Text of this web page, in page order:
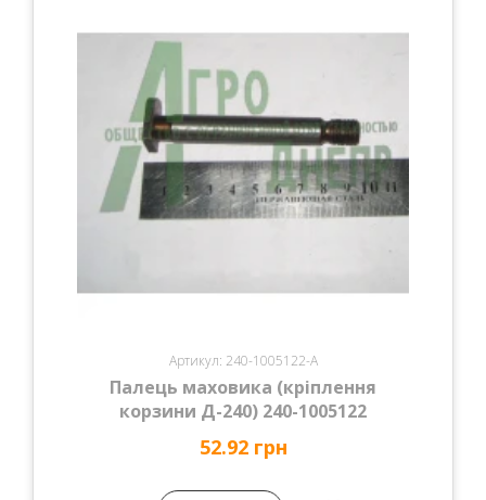
Артикул: 240-1005122-А
Палець маховика (кріплення
корзини Д-240) 240-1005122
52.92 грн